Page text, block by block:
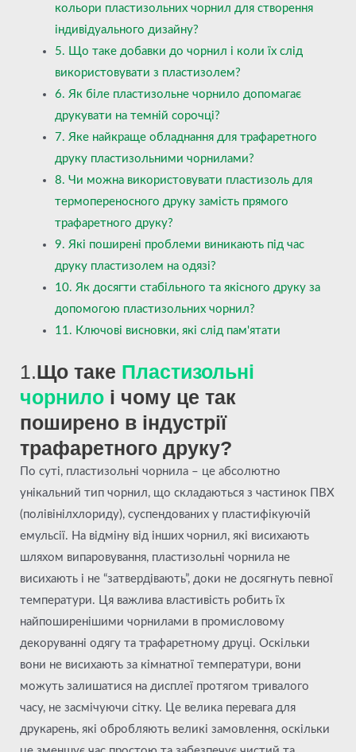
кольори пластизольних чорнил для створення
індивідуального дизайну?
5. Що таке добавки до чорнил і коли їх слід
використовувати з пластизолем?
6. Як біле пластизольне чорнило допомагає
друкувати на темній сорочці?
7. Яке найкраще обладнання для трафаретного
друку пластизольними чорнилами?
8. Чи можна використовувати пластизоль для
термопереносного друку замість прямого
трафаретного друку?
9. Які поширені проблеми виникають під час
друку пластизолем на одязі?
10. Як досягти стабільного та якісного друку за
допомогою пластизольних чорнил?
11. Ключові висновки, які слід пам'ятати
1.Що таке Пластизольні
чорнило і чому це так
поширено в індустрії
трафаретного друку?
По суті, пластизольні чорнила – це абсолютно
унікальний тип чорнил, що складаються з частинок ПВХ
(полівінілхлориду), суспендованих у пластифікуючій
емульсії. На відміну від інших чорнил, які висихають
шляхом випаровування, пластизольні чорнила не
висихають і не “затвердівають”, доки не досягнуть певної
температури. Ця важлива властивість робить їх
найпоширенішими чорнилами в промисловому
декоруванні одягу та трафаретному друці. Оскільки
вони не висихають за кімнатної температури, вони
можуть залишатися на дисплеї протягом тривалого
часу, не засмічуючи сітку. Це велика перевага для
друкарень, які обробляють великі замовлення, оскільки